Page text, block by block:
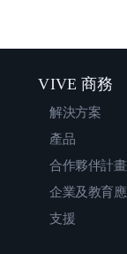
VIVE 商務
解決方案
產品
合作夥伴計畫
企業及教育
支援